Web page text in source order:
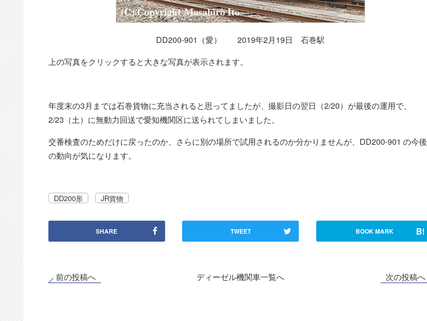
DD200-901（愛） 2019年2月19日 石巻駅
上の写真をクリックすると大きな写真が表示されます。
年度末の3月までは石巻貨物に充当されると思ってましたが、撮影日の翌日（2/20）が最後の運用で、
2/23（土）に無動力回送で愛知機関区に送られてしまいました。
交番検査のためだけに戻ったのか、さらに別の場所で試用されるのか分かりませんが、DD200-901 の今後
の動向が気になります。
DD200形 JR貨物
SHARE TWEET BOOK MARK B!
前の投稿へ ディーゼル機関車一覧へ 次の投稿へ